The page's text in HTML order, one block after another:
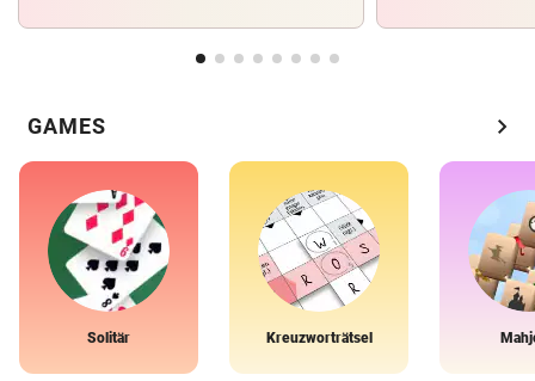
GAMES chevron_right
Solitär Kreuzworträtsel